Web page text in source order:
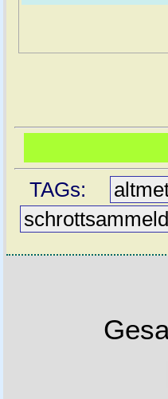
TAGs: